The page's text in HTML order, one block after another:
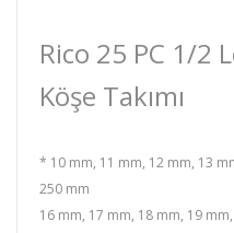
Rico 25 PC 1/2
Köşe Takımı
* 10 mm, 11 mm, 12 mm, 13
250 mm
16 mm, 17 mm, 18 mm, 19